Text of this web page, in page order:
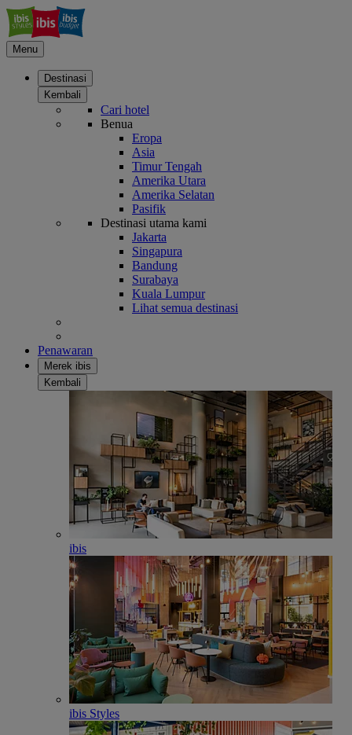
Menu
Destinasi
Kembali
Cari hotel
Benua
Eropa
Asia
Timur Tengah
Amerika Utara
Amerika Selatan
Pasifik
Destinasi utama kami
Jakarta
Singapura
Bandung
Surabaya
Kuala Lumpur
Lihat semua destinasi
Penawaran
Merek ibis
Kembali
ibis
ibis Styles